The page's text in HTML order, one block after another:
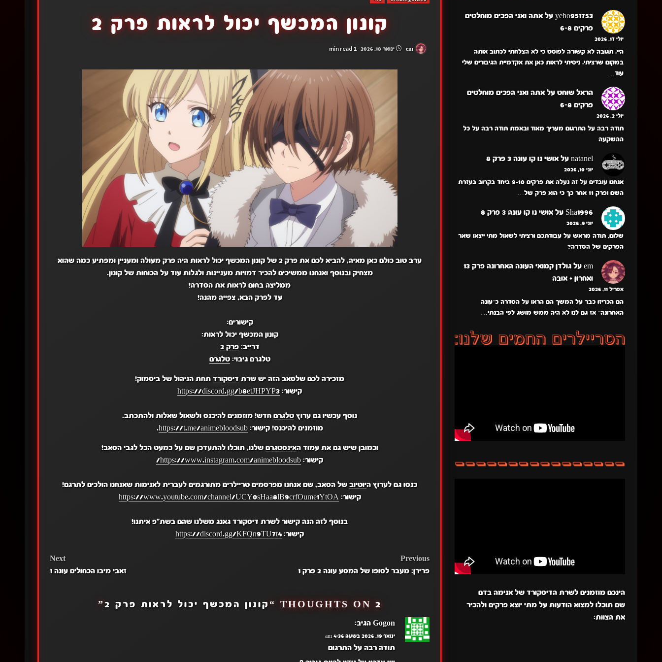
קונון המכשף יכול לראות פרק 2
ינואר 18, 2026 1 min read
ערב טוב כולם כאן מאיה, להביא לכם את פרק 2 של קונון המכשף יכול לראות היה פרק מעולה ומעניין ומפתיע כמה שהוא
מצחיק ובנוסף ואנחנו ממשיכים להכיר דמויות מעניינות ולגלות עוד על הכוחות של קונון.
ממליצה בחום לראות את הסדרה!
עד לפרק הבא, צפייה מהנה!
קישורים:
קונון המכשף יכול לראות:
דרייב:פרק 2
טלגרם גיבוי:טלגרם
מזכירה לכם שלסאב הזה יש שרת דיסקורדתחת הניהול של ביסמוק!
קישור: https://discord.gg/b8etJHPYP3
נוסף עכשיו גם ערוץטלגרםחדש! מוזמנים להיכנס ולשאול שאלות ולהתכתב.
מוזמנים להיכנס! קישור:https://t.me/animebloodsub
.
וכמובן שיש גם את עמוד האינסטגרם שלנו, תוכלו להתעדכן שם על כמעט הכל לגבי הסאב!
קישור: https://www.instagram.com/animebloodsub/
כנסו גם לערוץ היוטיובשל הסאב, שם אנחנו מפרסמים טריילרים מתורגמים לעברית לאנימות שאנחנו הולכים לתרגם!
קישור: https://www.youtube.com/channel/UCY0sHaa8lB9crfOume1YtOA
בנוסף לזה הנה קישור לשרת דיסקורד גאנג משלנו שהם בשת"פ איתנו!
קישור:https://discord.gg/KFQn9TU7t4
POST
Previous
פרירן: מעבר לסופו של המסע עונה 2 פרק 1
Next
זאבי מיבו הכחולים עונה 1
2 THOUGHTS ON “ קונון המכשף יכול לראות פרק 2 ”
Gogon הגיב:
ינואר 19, 2026 בשעה 4:36 am
תודה רבה על התרגום
yeho951753 עלאתה ואני הפכים מוחלטים
פרקים 6-8
יולי 17, 2026
היי. תגובה לא קשורה לפוסט כי לא הצלחתי לכתוב אותה
במקום שרציתי. ניסיתי לראות כאן את אקדמיית הגיבורים שלי
עוד…
הראל שוחט עלאתה ואני הפכים מוחלטים
פרקים 6-8
יולי 2, 2026
תודה רבה על התרגום מעריך מאוד ובאמת תודה רבה על כל
ההשקעה
natanel עלאושי נו קו עונה 3 פרק 8
יוני 10, 2026
אנחנו עובדים על זה נעלה את פרקים 9-10 ביחד בקרוב בעזרת
השם ופרק 11 אחר כך כי הוא פרק של…
Sha1996 עלאושי נו קו עונה 3 פרק 8
יוני 9, 2026
שלום, תודה מראש על עבודתכם ורציתי לשאול מתי ייצאו שאר
הפרקים של הסדרה?
em על
גולדן קמואי העונה האחרונה פרק 13
ואחרון + אובה
אפריל 11, 2026
הם הכריזו כבר על המשך הם הראו על הסדרה כ״עונה
האחרונה״ אז גם לנו לא היה ממש מושג לפי הבנתי…
הינכם מוזמנים לשרת הדיסקורד של אנימה בדם
שם תוכלו למצוא הודעות על מתי יוצא פרקים ולהכיר
את הצוות: